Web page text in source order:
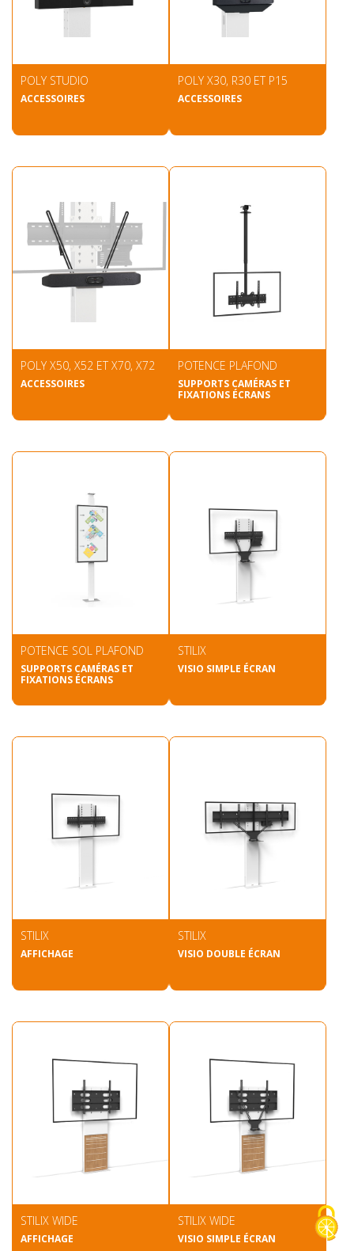
POLY STUDIO
ACCESSOIRES
POLY X30, R30 ET P15
ACCESSOIRES
POLY X50, X52 ET X70, X72
ACCESSOIRES
POTENCE PLAFOND
SUPPORTS CAMÉRAS ET
FIXATIONS ÉCRANS
POTENCE SOL PLAFOND
SUPPORTS CAMÉRAS ET
FIXATIONS ÉCRANS
STILIX
VISIO SIMPLE ÉCRAN
STILIX
AFFICHAGE
STILIX
VISIO DOUBLE ÉCRAN
STILIX WIDE
AFFICHAGE
STILIX WIDE
VISIO SIMPLE ÉCRAN